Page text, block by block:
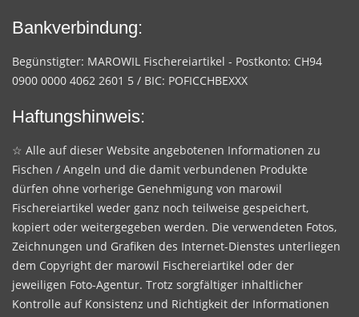
Bankverbindung:
Begünstigter: MAROWIL Fischereiartikel - Postkonto: CH94
0900 0000 4062 2601 5 / BIC: POFICCHBEXXX
Haftungshinweis:
☆ Alle auf dieser Website angebotenen Informationen zu
Fischen / Angeln und die damit verbundenen Produkte
dürfen ohne vorherige Genehmigung von marowil
Fischereiartikel weder ganz noch teilweise gespeichert,
kopiert oder weitergegeben werden. Die verwendeten Fotos,
Zeichnungen und Grafiken des Internet-Dienstes unterliegen
dem Copyright der marowil Fischereiartikel oder der
jeweiligen Foto-Agentur. Trotz sorgfältiger inhaltlicher
Kontrolle auf Konsistenz und Richtigkeit der Informationen